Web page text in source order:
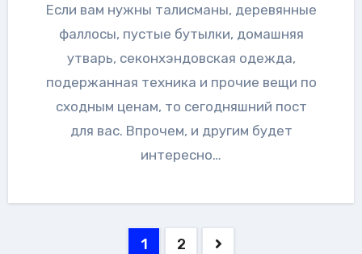
Если вам нужны талисманы, деревянные
фаллосы, пустые бутылки, домашняя
утварь, секонхэндовская одежда,
подержанная техника и прочие вещи по
сходным ценам, то сегодняшний пост
для вас. Впрочем, и другим будет
интересно…
Пагинация1 2